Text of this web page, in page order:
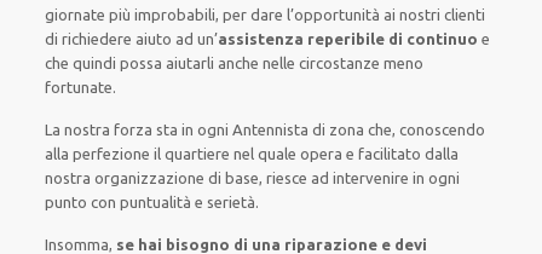
giornate piùimprobabili, perdare l’opportunità ai nostri clienti
dirichiedere aiuto ad un’assistenza reperibile di continuo e
chequindi possa aiutarli anchenelle circostanze meno
fortunate.
La nostra forza sta in ogni Antennista di zona che, conoscendo
alla perfezione il quartiere nel quale opera efacilitato dalla
nostra organizzazione di base, riesce ad intervenire in ogni
punto con puntualità e serietà.
Insomma, se hai bisogno di una riparazione e devi